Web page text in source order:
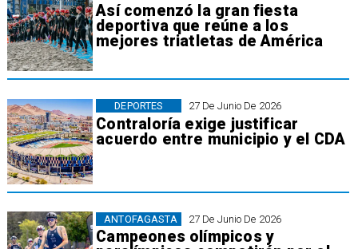
Así comenzó la gran fiesta
deportiva que reúne a los
mejores triatletas de América
27 De Junio De 2026
Contraloría exige justificar
acuerdo entre municipio y el CDA
DEPORTES
27 De Junio De 2026
Campeones olímpicos y
ANTOFAGASTA